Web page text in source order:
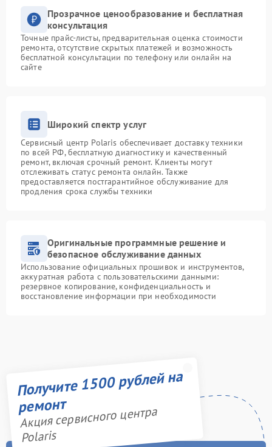
Прозрачное ценообразование и бесплатная
консультация
Точные прайс-листы, предварительная оценка стоимости
ремонта, отсутствие скрытых платежей и возможность
бесплатной консультации по телефону или онлайн на
сайте
Широкий спектр услуг
Сервисный центр Polaris обеспечивает доставку техники
по всей РФ, бесплатную диагностику и качественный
ремонт, включая срочный ремонт. Клиенты могут
отслеживать статус ремонта онлайн. Также
предоставляется постгарантийное обслуживание для
продления срока службы техники
Оригинальные программные решение и
безопасное обслуживание данных
Использование официальных прошивок и инструментов,
аккуратная работа с пользовательскими данными:
резервное копирование, конфиденциальность и
восстановление информации при необходимости
Получите 1500 рублей на
ремонт
Акция сервисного центра
Polaris